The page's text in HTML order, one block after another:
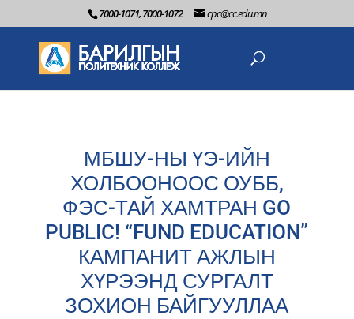
7000-1071, 7000-1072 cpc@cc.edu.mn
МБШУ-НЫ ҮЭ-ИЙН
ХОЛБООНООС ОУББ,
ФЭС-ТАЙ ХАМТРАН GO
PUBLIC! “FUND EDUCATION”
КАМПАНИТ АЖЛЫН
ХҮРЭЭНД СУРГАЛТ
ЗОХИОН БАЙГУУЛЛАА